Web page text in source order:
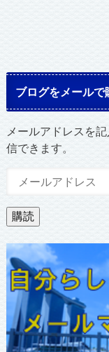
ブログをメールで
メールアドレスを
信できます。
ル
ア
ド
レ
ス
購読